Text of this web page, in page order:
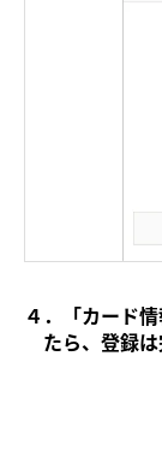
４．「カード
たら、登録は